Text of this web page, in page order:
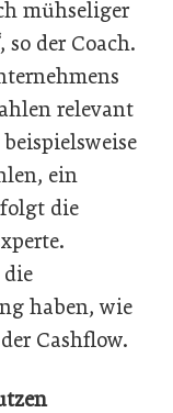
mühseliger
so der Coach.
relevant
ein
die
haben, wie
Cashflow.